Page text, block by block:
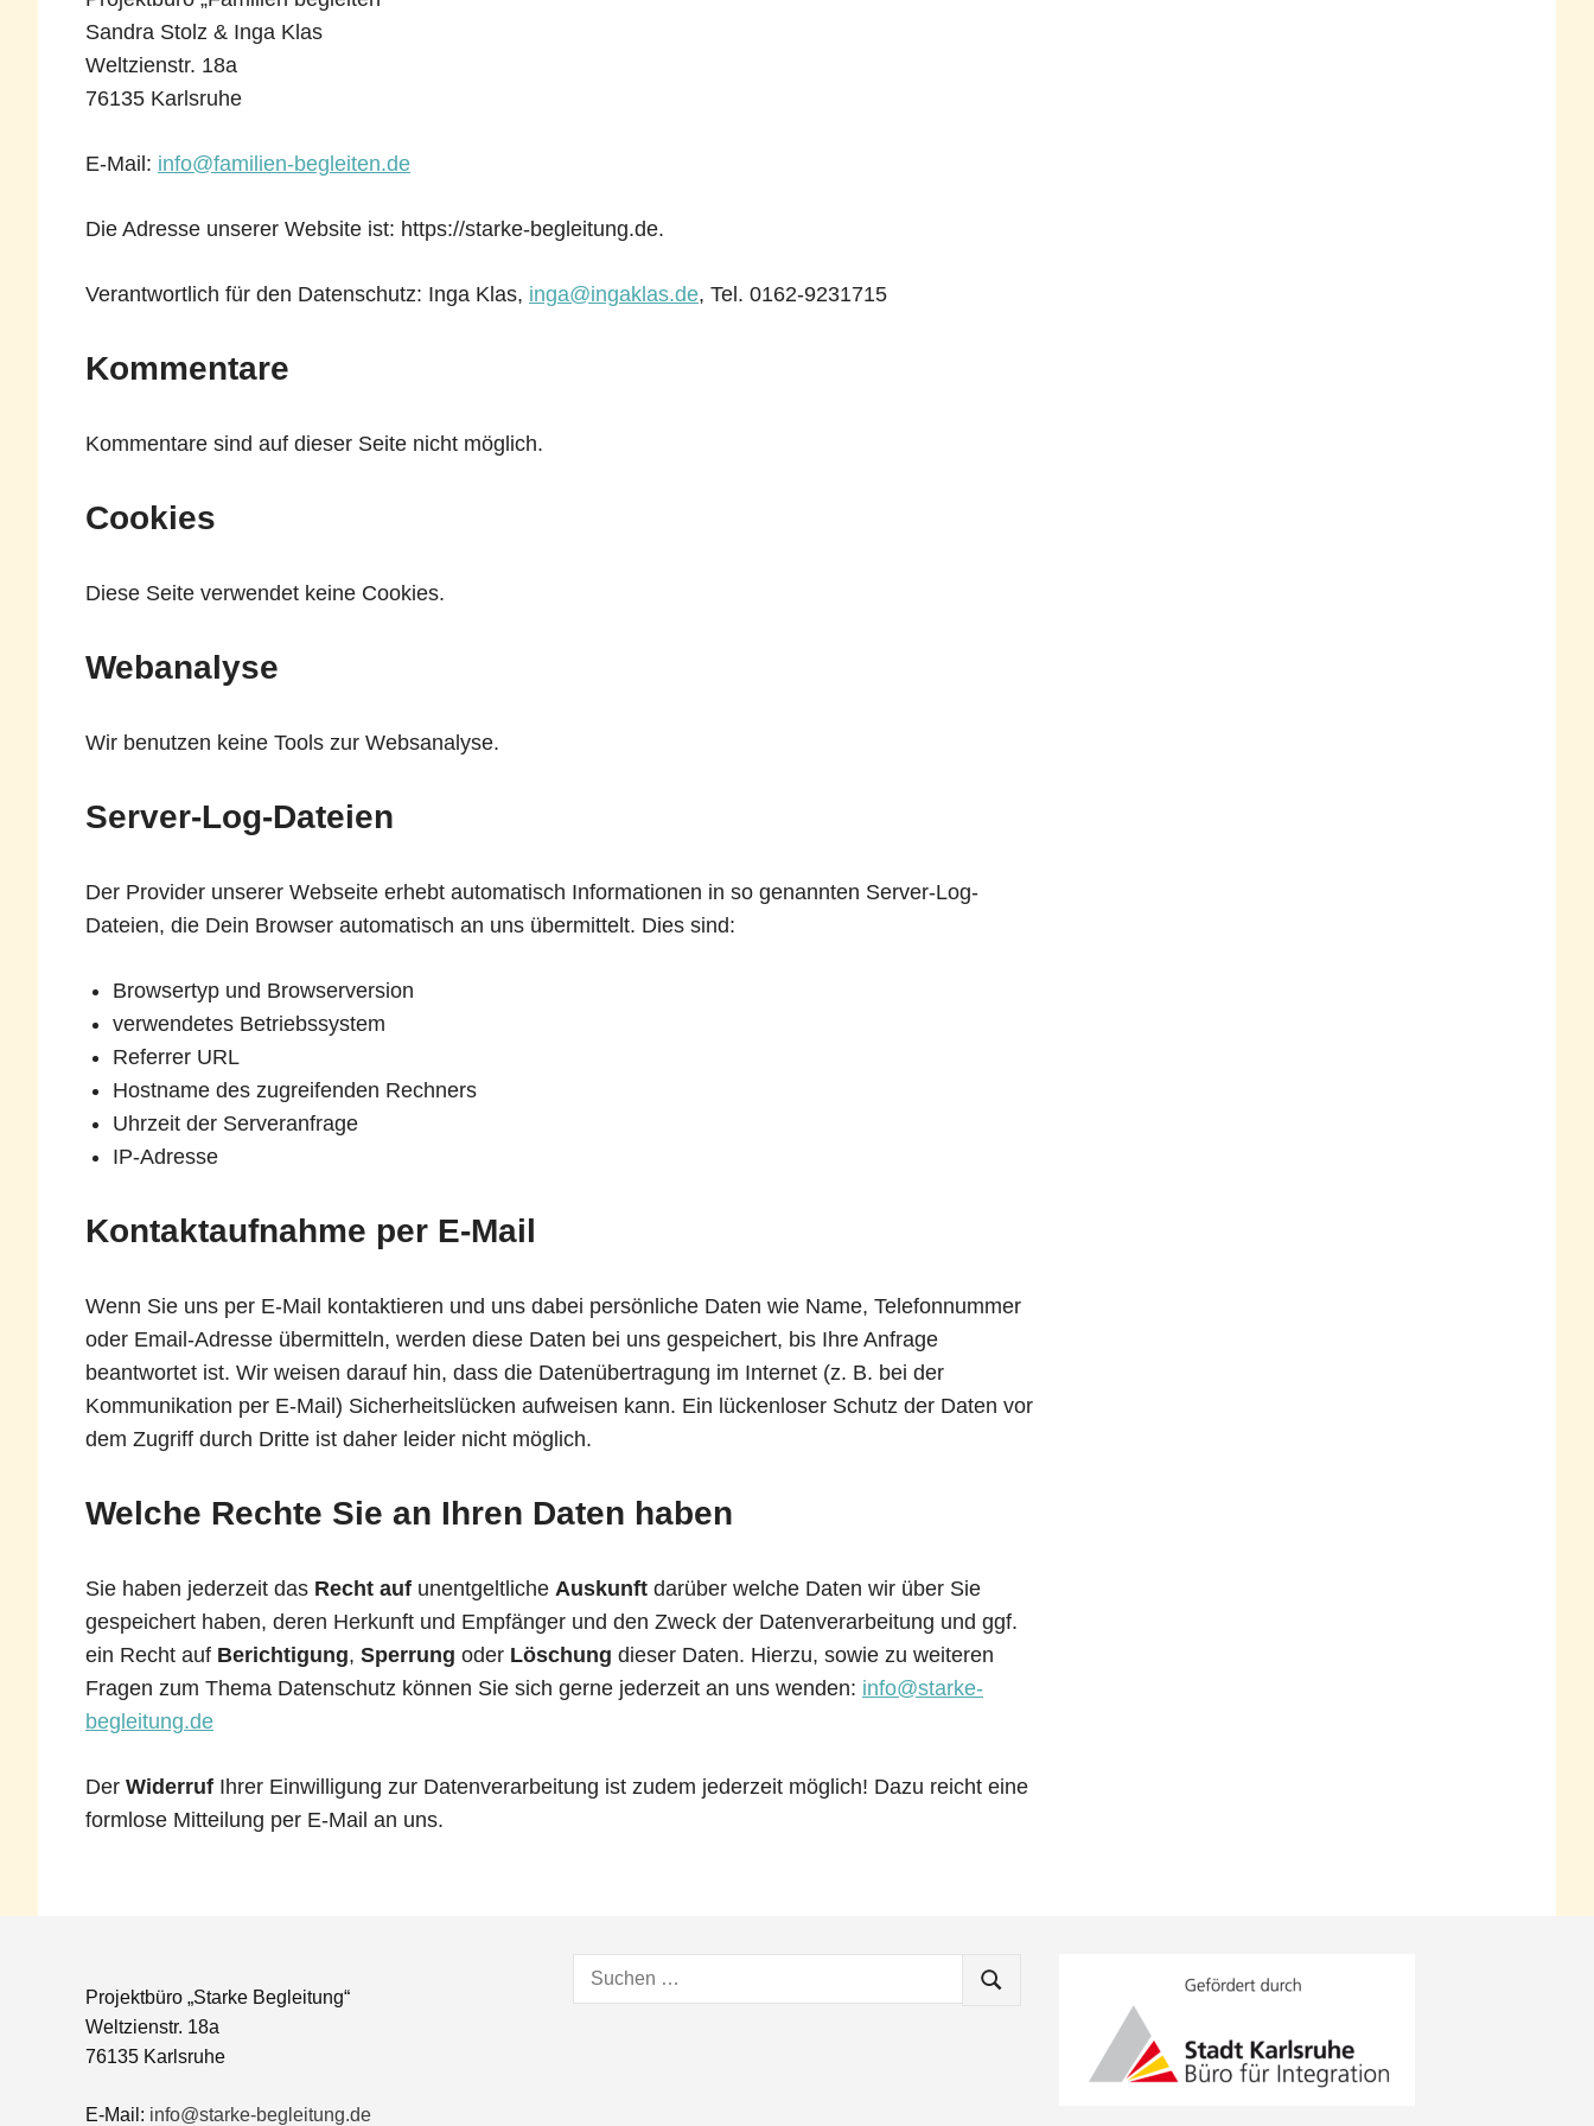
Sandra Stolz & Inga Klas
Weltzienstr. 18a
76135 Karlsruhe
E-Mail: info@familien-begleiten.de
Die Adresse unserer Website ist: https://starke-begleitung.de.
Verantwortlich für den Datenschutz: Inga Klas, inga@ingaklas.de, Tel. 0162-9231715
Kommentare
Kommentare sind auf dieser Seite nicht möglich.
Cookies
Diese Seite verwendet keine Cookies.
Webanalyse
Wir benutzen keine Tools zur Websanalyse.
Server-Log-Dateien
Der Provider unserer Webseite erhebt automatisch Informationen in so genannten Server-Log-
Dateien, die Dein Browser automatisch an uns übermittelt. Dies sind:
Browsertyp und Browserversion
verwendetes Betriebssystem
Referrer URL
Hostname des zugreifenden Rechners
Uhrzeit der Serveranfrage
IP-Adresse
Kontaktaufnahme per E-Mail
Wenn Sie uns per E-Mail kontaktieren und uns dabei persönliche Daten wie Name, Telefonnummer
oder Email-Adresse übermitteln, werden diese Daten bei uns gespeichert, bis Ihre Anfrage
beantwortet ist. Wir weisen darauf hin, dass die Datenübertragung im Internet (z. B. bei der
Kommunikation per E-Mail) Sicherheitslücken aufweisen kann. Ein lückenloser Schutz der Daten vor
dem Zugriff durch Dritte ist daher leider nicht möglich.
Welche Rechte Sie an Ihren Daten haben
Sie haben jederzeit das Recht auf unentgeltliche Auskunft darüber welche Daten wir über Sie
gespeichert haben, deren Herkunft und Empfänger und den Zweck der Datenverarbeitung und ggf.
ein Recht auf Berichtigung, Sperrung oder Löschung dieser Daten. Hierzu, sowie zu weiteren
Fragen zum Thema Datenschutz können Sie sich gerne jederzeit an uns wenden: info@starke-
begleitung.de
Der Widerruf Ihrer Einwilligung zur Datenverarbeitung ist zudem jederzeit möglich! Dazu reicht eine
formlose Mitteilung per E-Mail an uns.
Projektbüro „Starke Begleitung“
Weltzienstr. 18a
76135 Karlsruhe
E-Mail: info@starke-begleitung.de
Suchen
SUCHEN